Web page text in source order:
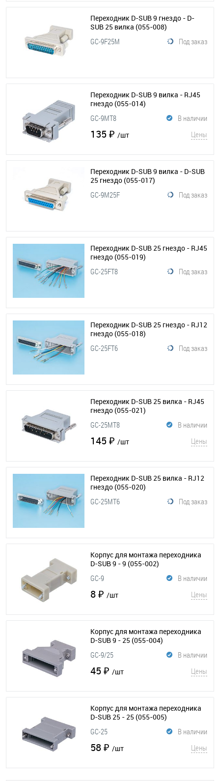
Переходник D-SUB 9 гнездо - D-
SUB 25 вилка (055-008)
Под заказ
GC-9F25M
Переходник D-SUB 9 вилка - RJ45
гнездо (055-014)
В наличии
GC-9MT8
135 ₽ /шт Цены
Переходник D-SUB 9 вилка - D-SUB
25 гнездо (055-017)
Под заказ
GC-9M25F
Переходник D-SUB 25 гнездо - RJ45
гнездо (055-019)
Под заказ
GC-25FT8
Переходник D-SUB 25 гнездо - RJ12
гнездо (055-018)
Под заказ
GC-25FT6
Переходник D-SUB 25 вилка - RJ45
гнездо (055-021)
В наличии
GC-25MT8
145 ₽ /шт Цены
Переходник D-SUB 25 вилка - RJ12
гнездо (055-020)
Под заказ
GC-25MT6
Корпус для монтажа переходника
D-SUB 9 - 9 (055-002)
В наличии
GC-9
8 ₽ /шт Цены
Корпус для монтажа переходника
D-SUB 9 - 25 (055-004)
В наличии
GC-9/25
45 ₽ /шт Цены
Корпус для монтажа переходника
D-SUB 25 - 25 (055-005)
В наличии
GC-25
58 ₽ /шт Цены